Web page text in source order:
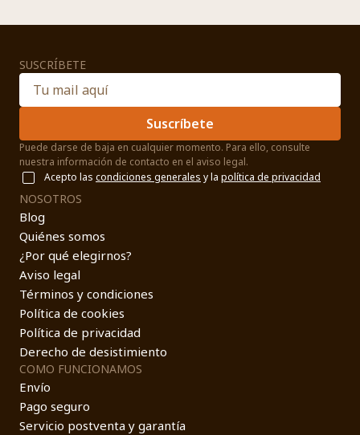
SUSCRÍBETE
Suscríbete
Puede darse de baja en cualquier momento. Para ello, consulte
nuestra información de contacto en el aviso legal.
Acepto las condiciones generales y la política de privacidad
NOSOTROS
Blog
Quiénes somos
¿Por qué elegirnos?
Aviso legal
Términos y condiciones
Política de cookies
Política de privacidad
Derecho de desistimiento
COMO FUNCIONAMOS
Envío
Pago seguro
Servicio postventa y garantía